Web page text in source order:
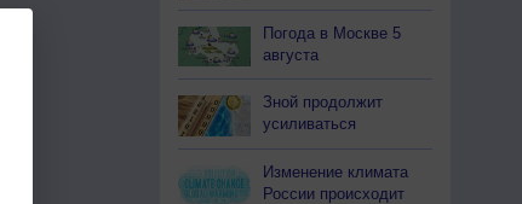
Погода в Москве 5
августа
Зной продолжит
усиливаться
Изменение климата
России происходит